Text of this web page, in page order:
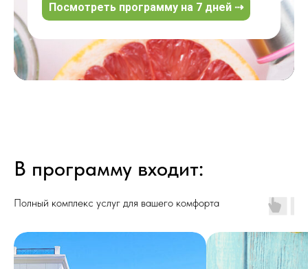
Посмотреть программу на 7 дней ⇢
В программу входит:
Полный комплекс услуг для вашего комфорта